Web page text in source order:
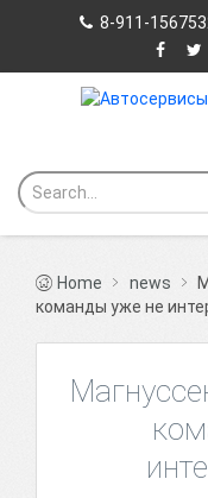
8-911-
Home news
команды уже не